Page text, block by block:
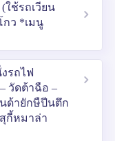
ใช้รถเวียน
กว *เมนู
รถไฟ
วัดต้าฉือ –
ด้ายักษืปีนตึก
กี้หมาล่า